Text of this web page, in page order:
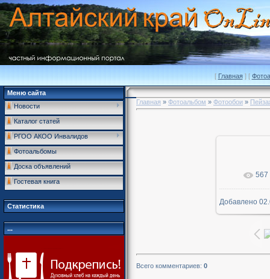
[ Главная ] [
Меню сайта
Новости
Каталог статей
РГОО АКОО Инвалидов
Фотоальбомы
Доска объявлений
Гостевая книга
Статистика
...
Главная » Фотоальбом » Фотообои »
В
567
Добавлено
Всего комментариев: 0